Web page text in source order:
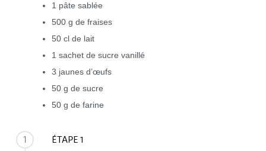
1 pâte sablée
500 g de fraises
50 cl de lait
1 sachet de sucre vanillé
3 jaunes d’œufs
50 g de sucre
50 g de farine
1 ÉTAPE 1